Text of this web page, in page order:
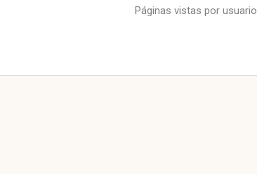
Páginas vistas por usuario